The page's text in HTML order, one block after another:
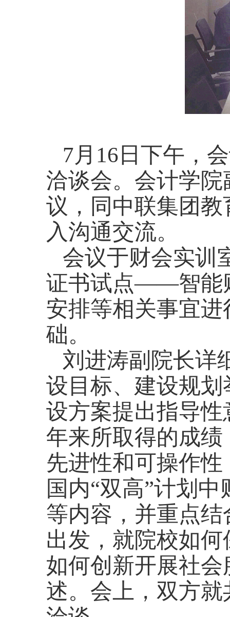
7月 16 日下午 ，
洽谈会。会计学
议，同 中联集团
入沟通交流。
会议于财会实训
证书试点——智能
安排等相关事宜
础。
刘进涛副院长详
设目标、建设规
设方案提出指导
年来所取得的成
先进性和可操作
国内“双高”计划
等内容，并重点
出发，就院校如
如何创新开展社
述。会上，双方